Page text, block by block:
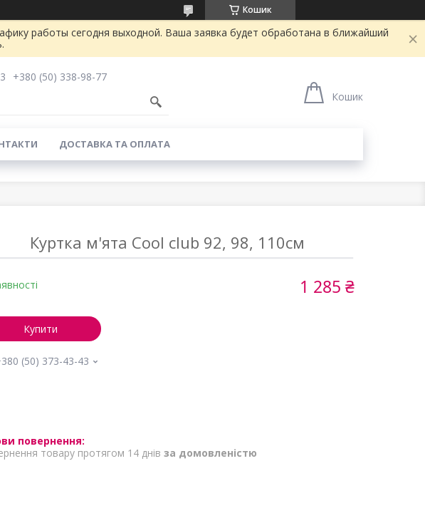
Кошик
работы сегодня выходной. Ваша заявка будет обработана в ближайший
+380 (50) 338-98-77
Кошик
ДОСТАВКА ТА ОПЛАТА
Куртка м'ята Cool club 92, 98, 110см
1 285 ₴
Купити
(50) 373-43-43
товару протягом 14 днів за домовленістю